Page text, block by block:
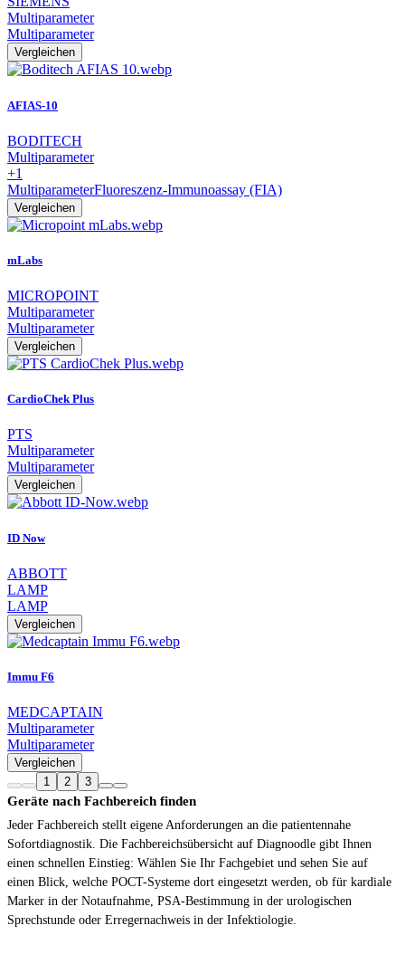
Multiparameter
Multiparameter
Vergleichen
AFIAS-10
BODITECH
Multiparameter
+1
MultiparameterFluoreszenz-Immunoassay (FIA)
Vergleichen
mLabs
MICROPOINT
Multiparameter
Multiparameter
Vergleichen
CardioChek Plus
PTS
Multiparameter
Multiparameter
Vergleichen
ID Now
ABBOTT
LAMP
LAMP
Vergleichen
Immu F6
MEDCAPTAIN
Multiparameter
Multiparameter
Vergleichen
1
2 3
Geräte nach Fachbereich finden
Jeder Fachbereich stellt eigene Anforderungen an die patientennahe
Sofortdiagnostik. Die Fachbereichsübersicht auf Diagnoodle gibt Ihnen
einen schnellen Einstieg: Wählen Sie Ihr Fachgebiet und sehen Sie auf
einen Blick, welche POCT-Systeme dort eingesetzt werden, ob für kardiale
Marker in der Notaufnahme, PSA-Bestimmung in der urologischen
Sprechstunde oder Erregernachweis in der Infektiologie.